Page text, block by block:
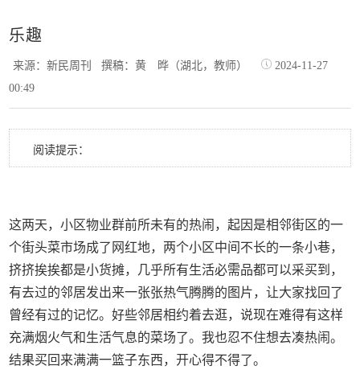
乐趣
来源：新民周刊撰稿：黄 晔（湖北，教师）
2024-11-27
00:49
阅读提示：
这两天，小区物业群前所未有的热闹，起因是相邻街区的一
个街头菜市场成了网红地，两个小区中间不长的一条小巷，
挤挤挨挨都是小货摊，几乎所有生活必需品都可以采买到，
有去过的邻居发出来一张张热气腾腾的图片，让大家找回了
曾经有过的记忆。好些邻居相约着去逛，说现在难得有这样
充满烟火气和生活气息的菜场了。我也忍不住想去凑热闹。
结果买回来满满一篮子东西，开心得不得了。